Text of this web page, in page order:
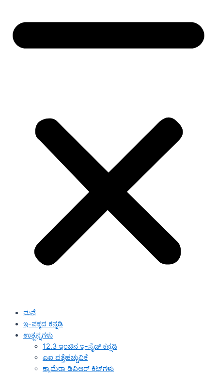
ಮನೆ
ಇ-ಪಕ್ಕದ ಕನ್ನಡಿ
ಉತ್ಪನ್ನಗಳು
12.3 ಇಂಚಿನ ಇ-ಸೈಡ್ ಕನ್ನಡಿ
ಎಐ ಪತ್ತೆಹಚ್ಚುವಿಕೆ
ಕ್ಯಾಮೆರಾ ಡಿವಿಆರ್ ಕಿಟ್‌ಗಳು